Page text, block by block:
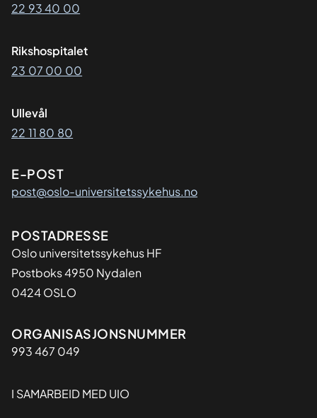
22 93 40 00
Rikshospitalet
23 07 00 00
Ullevål
22 11 80 80
E-POST
post@oslo-universitetssykehus.no
Adresse
POSTADRESSE
Oslo universitetssykehus HF
Postboks 4950 Nydalen
0424 OSLO
Organisasjon
ORGANISASJONSNUMMER
993 467 049
I SAMARBEID MED UIO